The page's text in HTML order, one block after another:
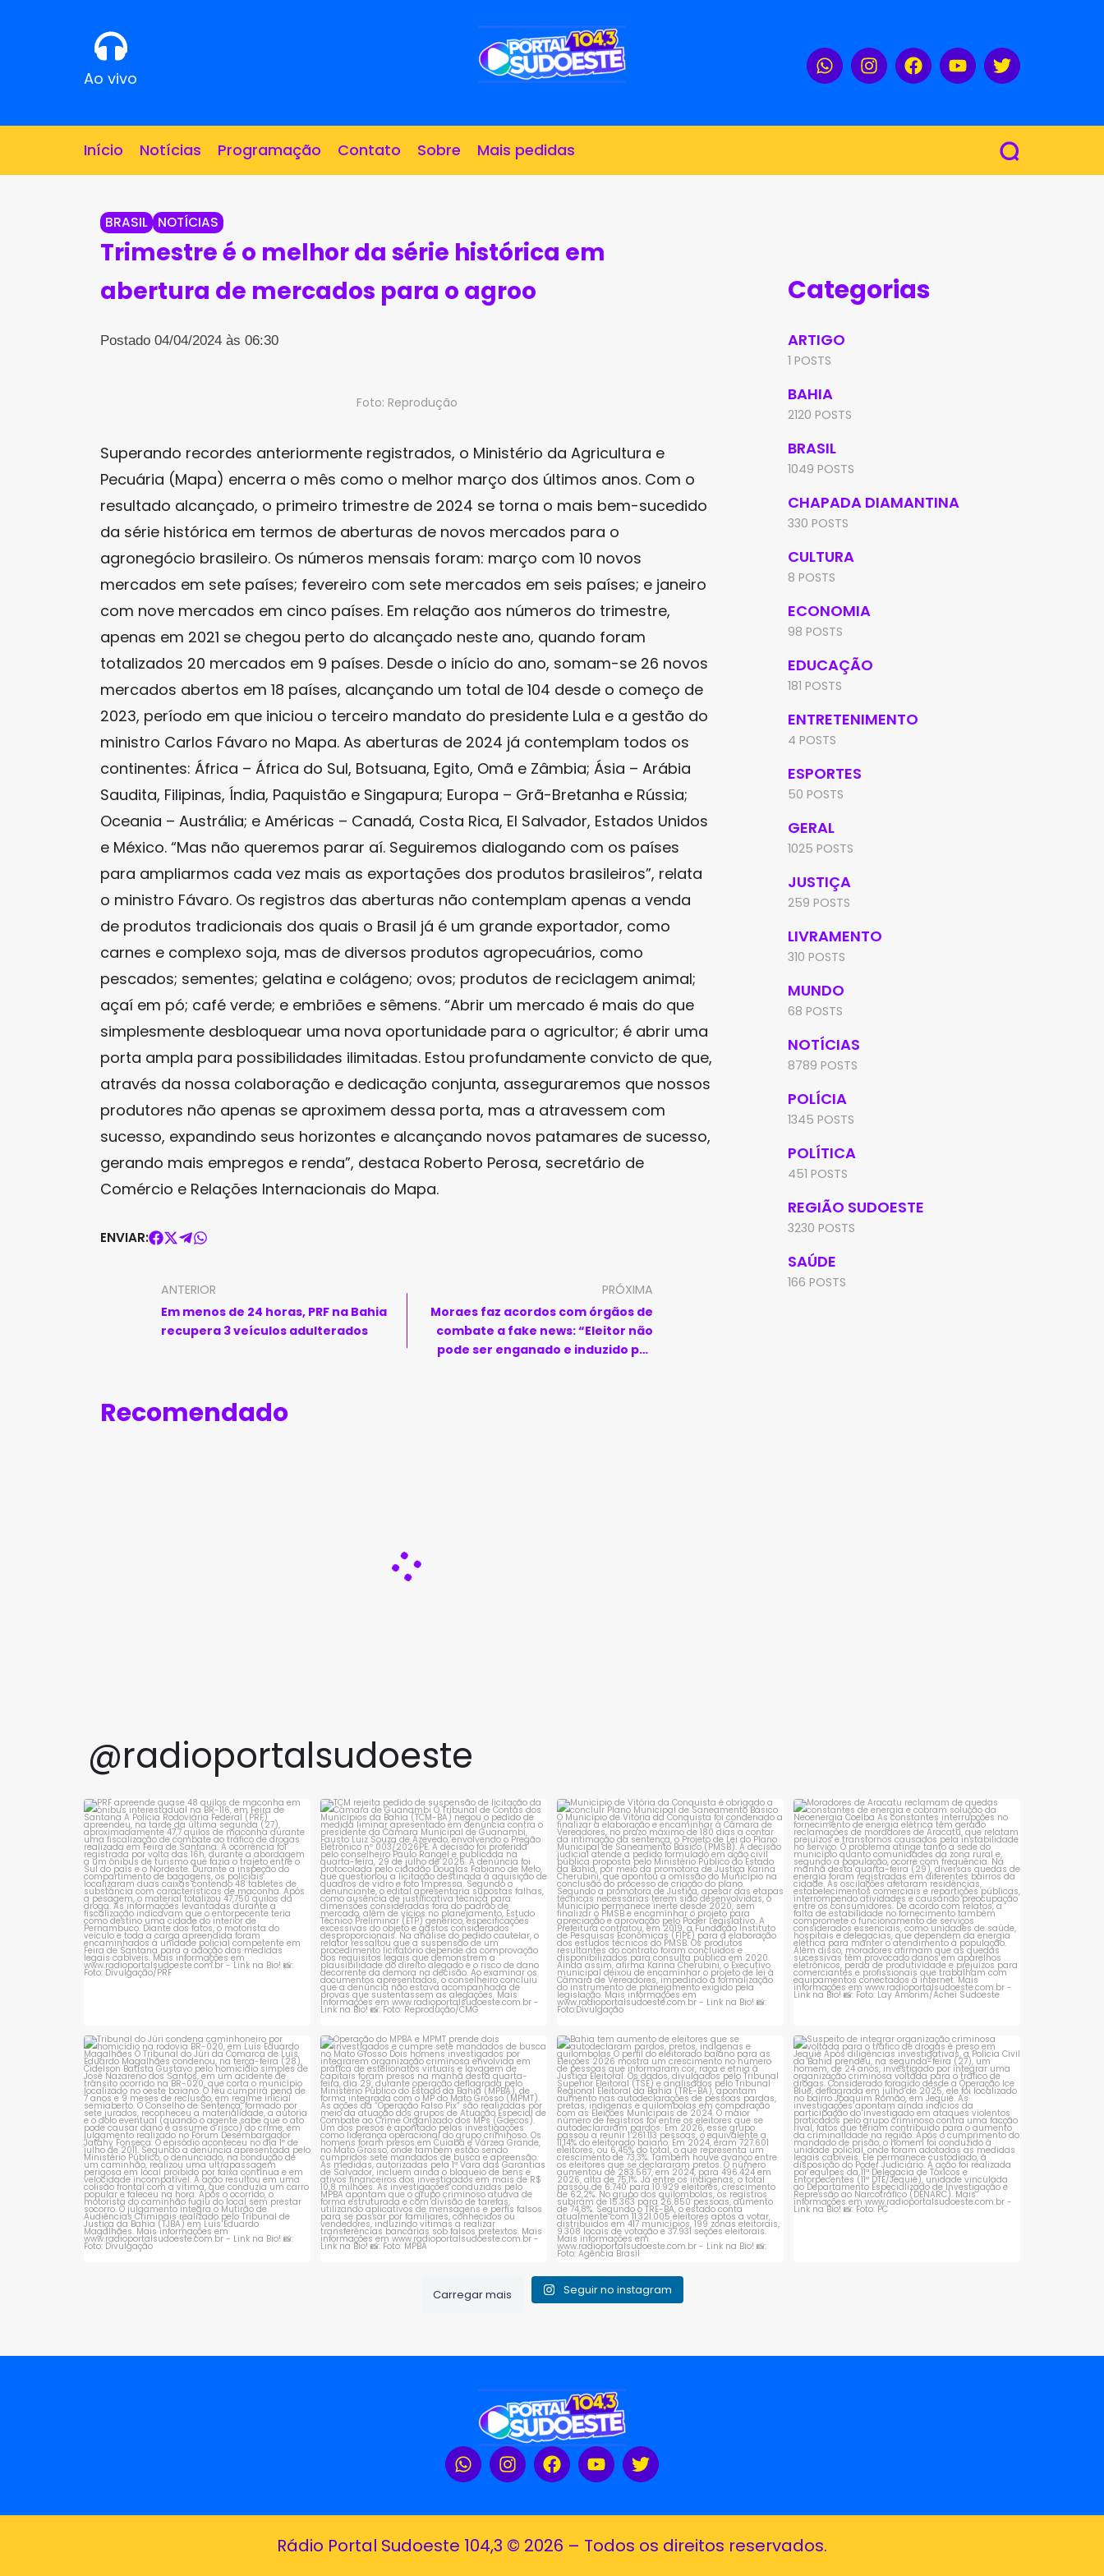
Ao vivo
Início Notícias Programação Contato Sobre Mais pedidas
BRASIL NOTÍCIAS
Trimestre é o melhor da série histórica em
abertura de mercados para o agroo
Postado 04/04/2024 às 06:30
Foto: Reprodução
Superando recordes anteriormente registrados, o Ministério da Agricultura e
Pecuária (Mapa) encerra o mês como o melhor março dos últimos anos. Com o
resultado alcançado, o primeiro trimestre de 2024 se torna o mais bem-sucedido
da série histórica em termos de aberturas de novos mercados para o
agronegócio brasileiro. Os números mensais foram: março com 10 novos
mercados em sete países; fevereiro com sete mercados em seis países; e janeiro
com nove mercados em cinco países. Em relação aos números do trimestre,
apenas em 2021 se chegou perto do alcançado neste ano, quando foram
totalizados 20 mercados em 9 países. Desde o início do ano, somam-se 26 novos
mercados abertos em 18 países, alcançando um total de 104 desde o começo de
2023, período em que iniciou o terceiro mandato do presidente Lula e a gestão do
ministro Carlos Fávaro no Mapa. As aberturas de 2024 já contemplam todos os
continentes: África – África do Sul, Botsuana, Egito, Omã e Zâmbia; Ásia – Arábia
Saudita, Filipinas, Índia, Paquistão e Singapura; Europa – Grã-Bretanha e Rússia;
Oceania – Austrália; e Américas – Canadá, Costa Rica, El Salvador, Estados Unidos
e México. “Mas não queremos parar aí. Seguiremos dialogando com os países
para ampliarmos cada vez mais as exportações dos produtos brasileiros”, relata
o ministro Fávaro. Os registros das aberturas não contemplam apenas a venda
de produtos tradicionais dos quais o Brasil já é um grande exportador, como
carnes e complexo soja, mas de diversos produtos agropecuários, como
pescados; sementes; gelatina e colágeno; ovos; produtos de reciclagem animal;
açaí em pó; café verde; e embriões e sêmens. “Abrir um mercado é mais do que
simplesmente desbloquear uma nova oportunidade para o agricultor; é abrir uma
porta ampla para possibilidades ilimitadas. Estou profundamente convicto de que,
através da nossa colaboração e dedicação conjunta, asseguraremos que nossos
produtores não apenas se aproximem dessa porta, mas a atravessem com
sucesso, expandindo seus horizontes e alcançando novos patamares de sucesso,
gerando mais empregos e renda”, destaca Roberto Perosa, secretário de
Comércio e Relações Internacionais do Mapa.
ENVIAR:
ANTERIOR
Em menos de 24 horas, PRF na Bahia
recupera 3 veículos adulterados
PRÓXIMA
Moraes faz acordos com órgãos de
combate a fake news: “Eleitor não
pode ser enganado e induzido por
Recomendado
Categorias
ARTIGO
1 POSTS
BAHIA
2120 POSTS
BRASIL
1049 POSTS
CHAPADA DIAMANTINA
330 POSTS
CULTURA
8 POSTS
ECONOMIA
98 POSTS
EDUCAÇÃO
181 POSTS
ENTRETENIMENTO
4 POSTS
ESPORTES
50 POSTS
GERAL
1025 POSTS
JUSTIÇA
259 POSTS
LIVRAMENTO
310 POSTS
MUNDO
68 POSTS
NOTÍCIAS
8789 POSTS
POLÍCIA
1345 POSTS
POLÍTICA
451 POSTS
REGIÃO SUDOESTE
3230 POSTS
SAÚDE
166 POSTS
@radioportalsudoeste
PRF apreende quase 48 quilos de maconha
em ônibus...
1 0
TCM rejeita pedido de suspensão de
licitação da...
1 0
Município de Vitória da Conquista é
obrigado a...
1 0
Moradores de Aracatu reclamam de
quedas constantes...
1 0
Tribunal do Júri condena caminhoneiro
por...
1 0
Operação do MPBA e MPMT prende dois
investigados e...
1 0
Bahia tem aumento de eleitores que se
autodeclaram...
1 0
Suspeito de integrar organização criminosa
voltada...
1 0
Carregar mais Seguir no instagram
Rádio Portal Sudoeste 104,3 © 2026 – Todos os direitos reservados.